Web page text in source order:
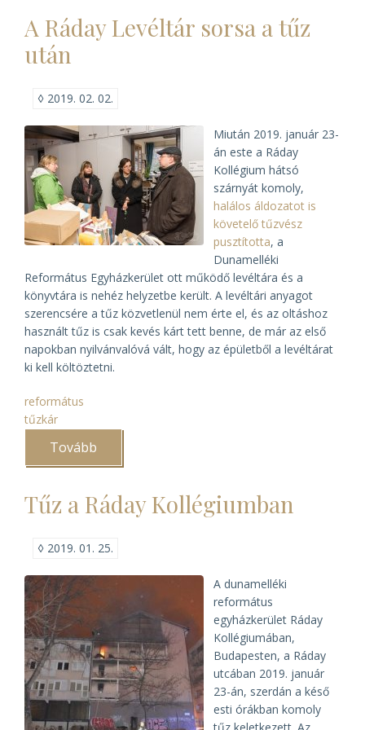
A Ráday Levéltár sorsa a tűz
után
◊ 2019. 02. 02.
Miután 2019. január 23-
án este a Ráday
Kollégium hátsó
szárnyát komoly,
halálos áldozatot is
követelő tűzvész
pusztította, a
Dunamelléki
Református Egyházkerület ott működő levéltára és a
könyvtára is nehéz helyzetbe került. A levéltári anyagot
szerencsére a tűz közvetlenül nem érte el, és az oltáshoz
használt tűz is csak kevés kárt tett benne, de már az első
napokban nyilvánvalóvá vált, hogy az épületből a levéltárat
ki kell költöztetni.
református
tűzkár
Tovább
Levéltár
a
tűz
Tűz a Ráday Kollégiumban
◊ 2019. 01. 25.
A dunamelléki
református
egyházkerület Ráday
Kollégiumában,
Budapesten, a Ráday
utcában 2019. január
23-án, szerdán a késő
esti órákban komoly